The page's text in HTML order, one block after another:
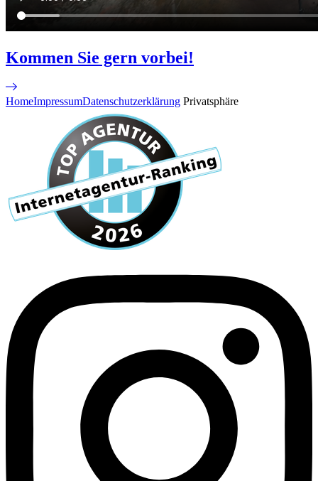
Kommen Sie gern vorbei!
HomeImpressumDatenschutzerklärung Privatsphäre